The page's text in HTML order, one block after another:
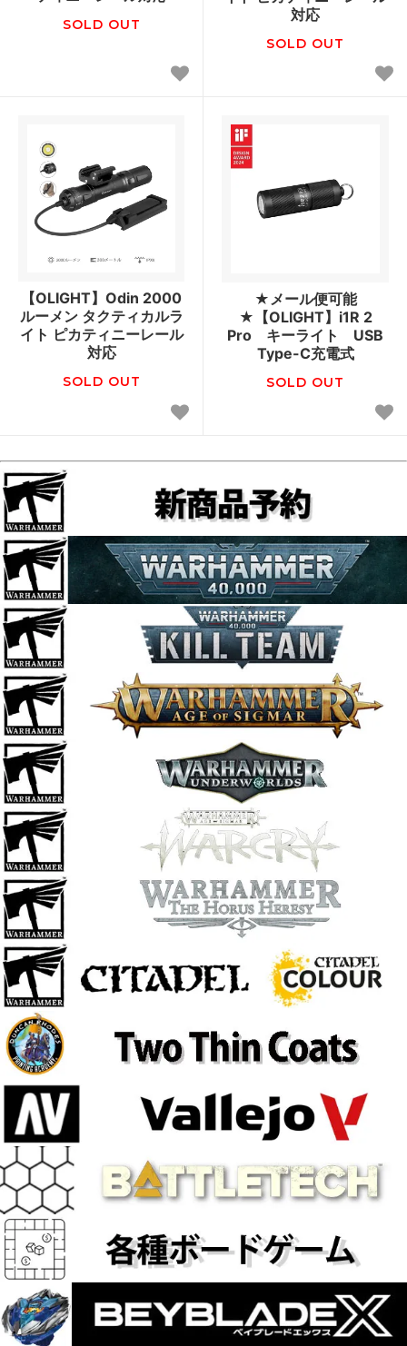
SOLD OUT
対応
SOLD OUT
【OLIGHT】Odin 2000
ルーメン タクティカルラ
イト ピカティニーレール
対応
SOLD OUT
★メール便可能
★【OLIGHT】i1R 2
Pro キーライト USB
Type-C充電式
SOLD OUT